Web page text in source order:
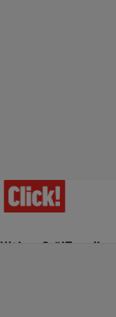
Ultima Oră!Trending